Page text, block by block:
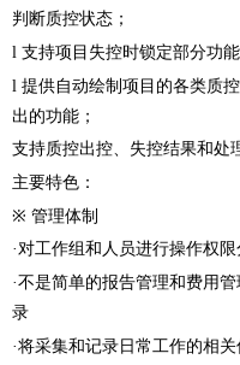
判断质控状态；
l 支持项目失控时锁定部分功能
l 提供自动绘制项目的各类质
出的功能；
支持质控出控、失控结果和处
主要特色：
※ 管理体制
·对工作组和人员进行操作权
·不是简单的报告管理和费用
录
·将采集和记录日常工作的相